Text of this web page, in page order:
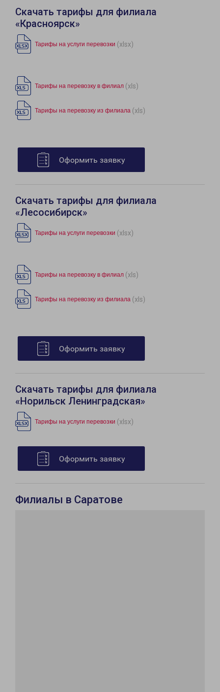
Скачать тарифы для филиала
«Красноярск»
Тарифы на услуги перевозки (xlsx)
Тарифы на перевозку в филиал (xls)
Тарифы на перевозку из филиала (xls)
Оформить заявку
Скачать тарифы для филиала
«Лесосибирск»
Тарифы на услуги перевозки (xlsx)
Тарифы на перевозку в филиал (xls)
Тарифы на перевозку из филиала (xls)
Оформить заявку
Скачать тарифы для филиала
«Норильск Ленинградская»
Тарифы на услуги перевозки (xlsx)
Оформить заявку
Филиалы в Саратове